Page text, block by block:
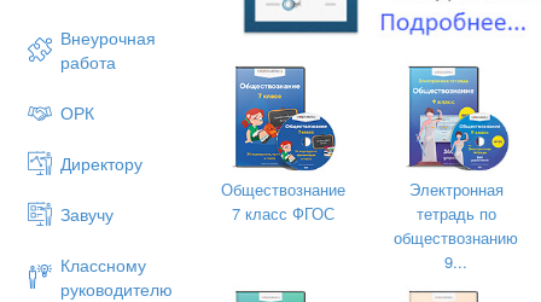
Внеурочная
работа
ОРК
Директору
Завучу
Классному
руководителю
Рабочая программа по
для 11
Обществознание
7 класс ФГОС
Электронная
тетрадь по
обществознанию
9...